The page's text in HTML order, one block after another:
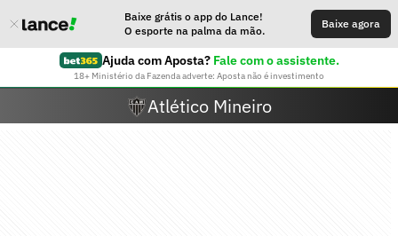
Baixe grátis o app do Lance!
O esporte na palma da mão.
Baixe agora
Ajuda com Aposta? Fale com o assistente.
18+ Ministério da Fazenda adverte: Aposta não é investimento
Atlético Mineiro